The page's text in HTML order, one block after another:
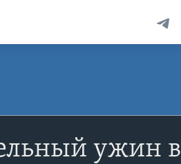
ужин в